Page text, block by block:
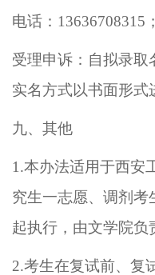
电话 ： 1 3636708315 ；
受理申诉：自拟录取
实名方式以书面形式
九、 其他
1.本办法适用于西安
究生一志愿、调剂考
起执行，由文学院负
2.考生在复试前、复